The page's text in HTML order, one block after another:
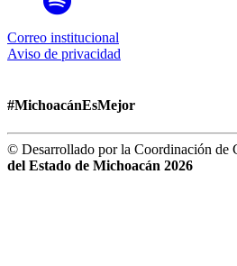
Correo institucional
Aviso de privacidad
#MichoacánEsMejor
© Desarrollado por la Coordinación de
del Estado de Michoacán 2026